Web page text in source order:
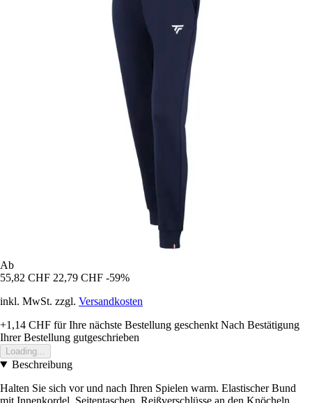
Ab
55,82 CHF 22,79 CHF -59%
inkl. MwSt. zzgl. Versandkosten
+1,14 CHF für Ihre nächste Bestellung geschenkt Nach Bestätigung
Ihrer Bestellung gutgeschrieben
Loading...
Beschreibung
Halten Sie sich vor und nach Ihren Spielen warm. Elastischer Bund
mit Innenkordel, Seitentaschen, Reißverschlüsse an den Knöcheln.